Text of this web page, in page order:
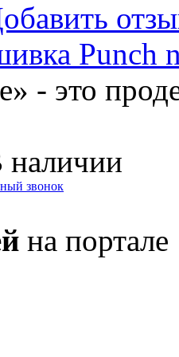
Punch
- это
наличии
звонок
на портале